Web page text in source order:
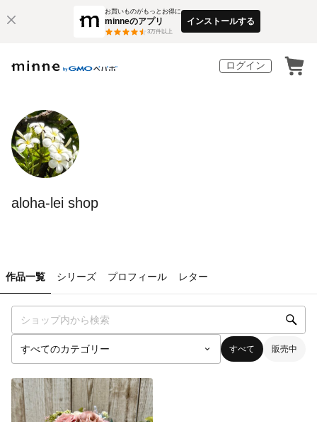
お買いものがもっとお得に
minneのアプリ
3万件以上
インストールする
ログイン
aloha-lei shop
作品一覧 シリーズ プロフィール レター
すべて 販売中